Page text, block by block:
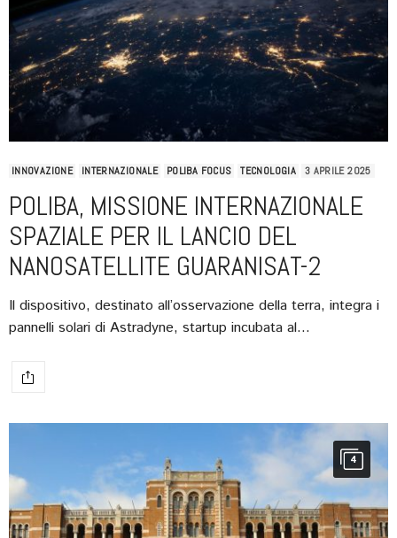
INNOVAZIONE INTERNAZIONALE POLIBA FOCUS TECNOLOGIA 3 APRILE 2025
POLIBA, MISSIONE INTERNAZIONALE
SPAZIALE PER IL LANCIO DEL
NANOSATELLITE GUARANISAT-2
Il dispositivo, destinato all’osservazione della terra, integra i
pannelli solari di Astradyne, startup incubata al…
4